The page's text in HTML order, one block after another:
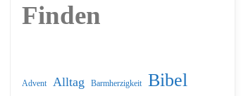
Finden
Advent Alltag Barmherzigkeit Bibel